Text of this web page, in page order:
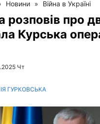
Новини » Війна в Україні
розповів про
Курська
Чт
ГУРКОВСЬКА